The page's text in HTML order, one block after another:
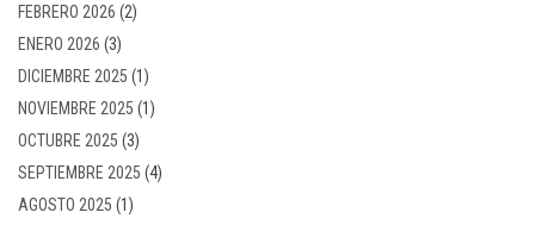
FEBRERO 2026 (2)
ENERO 2026 (3)
DICIEMBRE 2025 (1)
NOVIEMBRE 2025 (1)
OCTUBRE 2025 (3)
SEPTIEMBRE 2025 (4)
AGOSTO 2025 (1)